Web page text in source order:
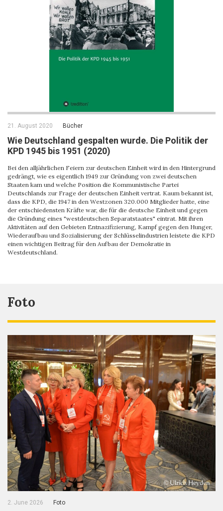
21. August 2020 Bücher
Wie Deutschland gespalten wurde. Die Politik der
KPD 1945 bis 1951 (2020)
Bei den alljährlichen Feiern zur deutschen Einheit wird in den Hintergrund
gedrängt, wie es eigentlich 1949 zur Gründung von zwei deutschen
Staaten kam und welche Position die Kommunistische Partei
Deutschlands zur Frage der deutschen Einheit vertrat. Kaum bekannt ist,
dass die KPD, die 1947 in den Westzonen 320.000 Mitglieder hatte, eine
der entschiedensten Kräfte war, die für die deutsche Einheit und gegen
die Gründung eines "westdeutschen Separatstaates" eintrat. Mit ihren
Aktivitäten auf den Gebieten Entnazifizierung, Kampf gegen den Hunger,
Wiederaufbau und Sozialisierung der Schlüsselindustrien leistete die KPD
einen wichtigen Beitrag für den Aufbau der Demokratie in
Westdeutschland.
Foto
2. June 2026 Foto